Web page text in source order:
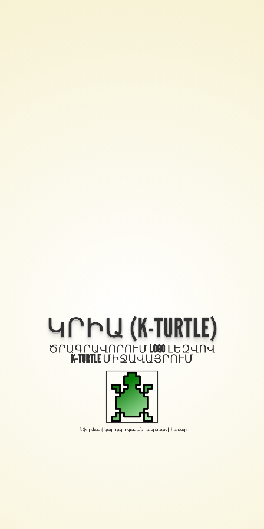
ԿՐԻԱ (K-TURTLE)
ԾՐԱԳՐԱՎՈՐՈՒՄ LOGOԼԵԶՎՈՎ
K-TURTLEՄԻՋԱՎԱՅՐՈՒՄ
Ինֆորմատիկայի դպրոցական դասընթացի համար